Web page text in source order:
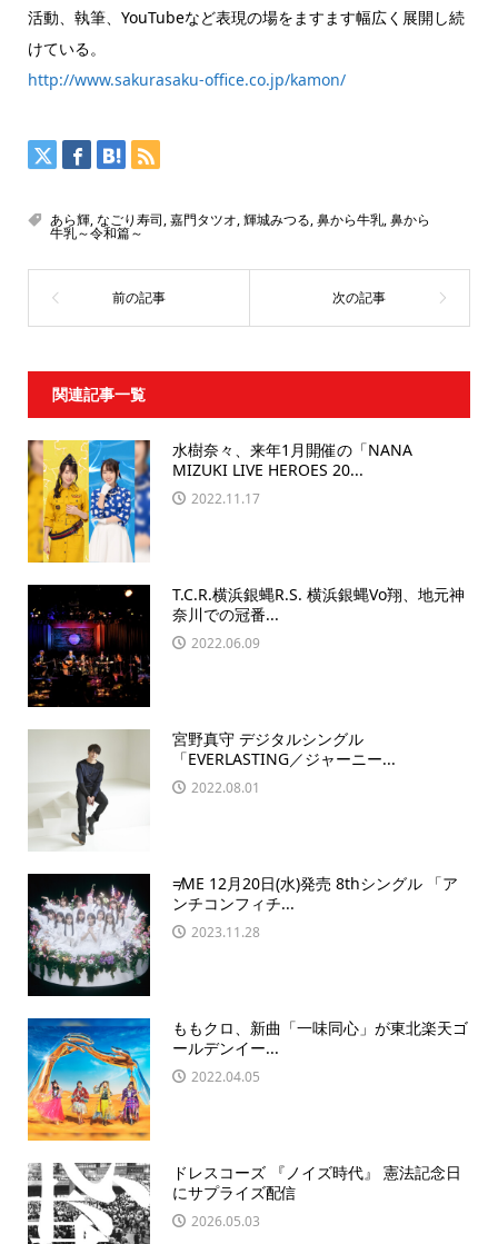
活動、執筆、YouTubeなど表現の場をますます幅広く展開し続
けている。
http://www.sakurasaku-office.co.jp/kamon/
あら輝,なごり寿司,嘉門タツオ,輝城みつる,鼻から牛乳,鼻から
牛乳～令和篇～
関連記事一覧
水樹奈々、来年1月開催の「NANA
MIZUKI LIVE HEROES 20...
2022.11.17
T.C.R.横浜銀蝿R.S. 横浜銀蝿Vo翔、地元神
奈川での冠番...
2022.06.09
宮野真守 デジタルシングル
「EVERLASTING／ジャーニー...
2022.08.01
≠ME 12月20日(水)発売 8thシングル 「ア
ンチコンフィチ...
2023.11.28
ももクロ、新曲「一味同心」が東北楽天ゴ
ールデンイー...
2022.04.05
ドレスコーズ 『ノイズ時代』 憲法記念日
にサプライズ配信
2026.05.03